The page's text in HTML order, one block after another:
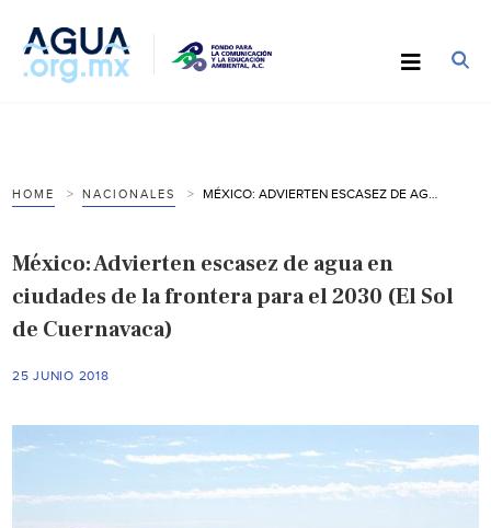
HOME NACIONALES
México: Advierten escasez de agua en
ciudades de la frontera para el 2030 (El Sol
de Cuernavaca)
25 JUNIO 2018